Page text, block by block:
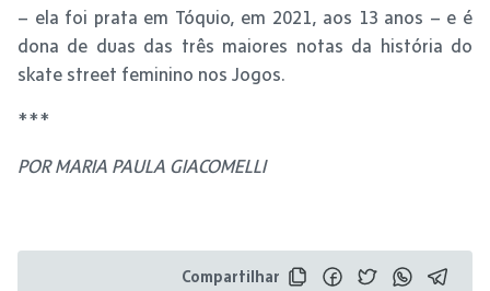
– ela foi prata em Tóquio, em 2021, aos 13 anos – e é
dona de duas das três maiores notas da história do
skate street feminino nos Jogos.
***
POR MARIA PAULA GIACOMELLI
Compartilhar